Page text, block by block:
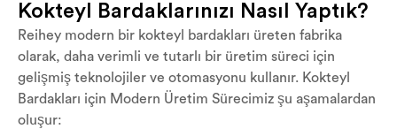
Kokteyl Bardaklarınızı Nasıl Yaptık?
Reihey modern bir kokteyl bardakları üreten fabrika
olarak, daha verimli ve tutarlı bir üretim süreci için
gelişmiş teknolojiler ve otomasyonu kullanır. Kokteyl
Bardakları için Modern Üretim Sürecimiz şu aşamalardan
oluşur: